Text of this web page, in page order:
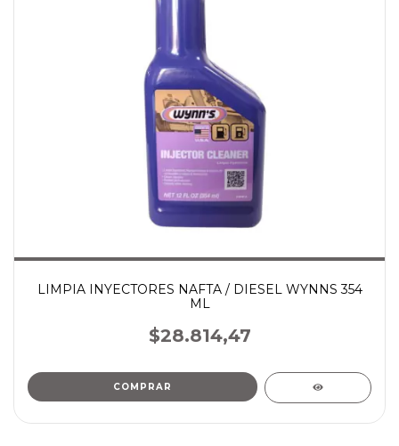
LIMPIA INYECTORES NAFTA / DIESEL WYNNS 354
ML
$28.814,47